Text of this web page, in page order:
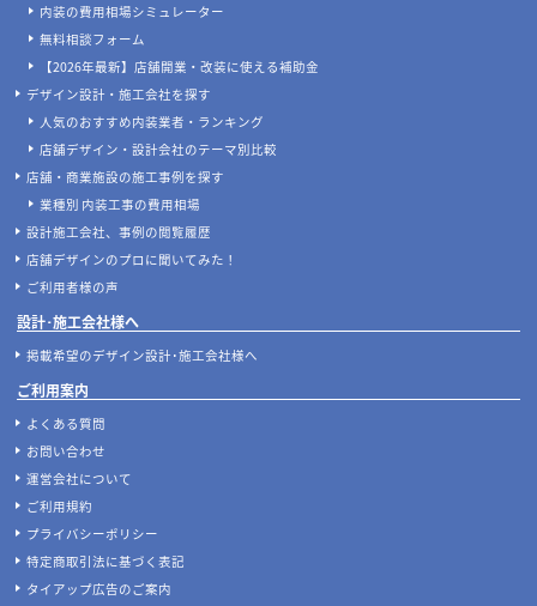
内装の費用相場シミュレーター
無料相談フォーム
【2026年最新】店舗開業・改装に使える補助金
デザイン設計・施工会社を探す
人気のおすすめ内装業者・ランキング
店舗デザイン・設計会社のテーマ別比較
店舗・商業施設の施工事例を探す
業種別 内装工事の費用相場
設計施工会社、事例の閲覧履歴
店舗デザインのプロに聞いてみた！
ご利用者様の声
設計･施工会社様へ
掲載希望のデザイン設計･施工会社様へ
ご利用案内
よくある質問
お問い合わせ
運営会社について
ご利用規約
プライバシーポリシー
特定商取引法に基づく表記
タイアップ広告のご案内